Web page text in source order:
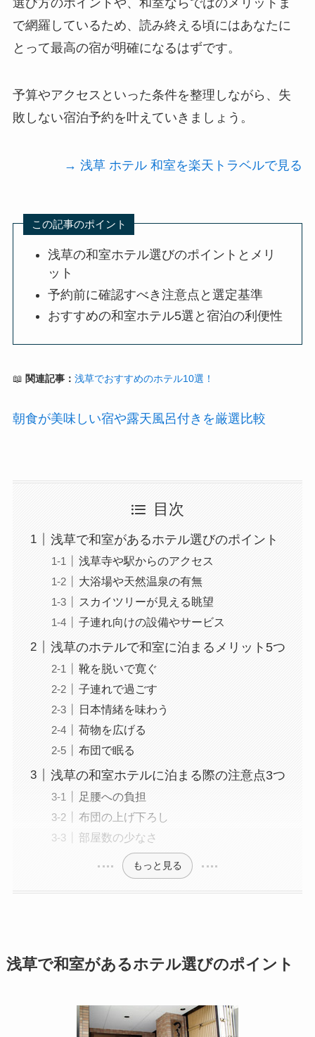
で網羅しているため、読み終える頃にはあなたに
とって最高の宿が明確になるはずです。
予算やアクセスといった条件を整理しながら、失
敗しない宿泊予約を叶えていきましょう。
→ 浅草 ホテル 和室を楽天トラベルで見る
この記事のポイント
浅草の和室ホテル選びのポイントとメリ
ット
予約前に確認すべき注意点と選定基準
おすすめの和室ホテル5選と宿泊の利便性
📖 関連記事： 浅草でおすすめのホテル10選！
朝食が美味しい宿や露天風呂付きを厳選比較
目次
浅草で和室があるホテル選びのポイント
浅草寺や駅からのアクセス
大浴場や天然温泉の有無
スカイツリーが見える眺望
子連れ向けの設備やサービス
浅草のホテルで和室に泊まるメリット5つ
靴を脱いで寛ぐ
子連れで過ごす
日本情緒を味わう
荷物を広げる
布団で眠る
浅草の和室ホテルに泊まる際の注意点3つ
足腰への負担
布団の上げ下ろし
部屋数の少なさ
もっと見る
浅草で和室があるホテル選びのポイント